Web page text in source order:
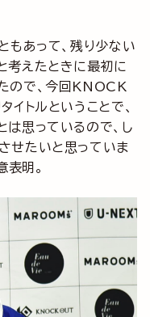
もあって、残り少ない
考えたときに最初に
ので、今回KNOCK
トルということで、
は思っているので、し
せたいと思っていま
明。